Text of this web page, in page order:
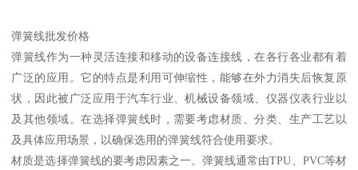
弹簧线批发价格
弹簧线作为一种灵活连接和移动的设备连接线，在各行各业都有着
广泛的应用。它的特点是利用可伸缩性，能够在外力消失后恢复原
状，因此被广泛应用于汽车行业、机械设备领域、仪器仪表行业以
及其他领域。在选择弹簧线时，需要考虑材质、分类、生产工艺以
及具体应用场景，以确保选用的弹簧线符合使用要求。
材质是选择弹簧线的要考虑因素之一。弹簧线通常由TPU、PVC等材